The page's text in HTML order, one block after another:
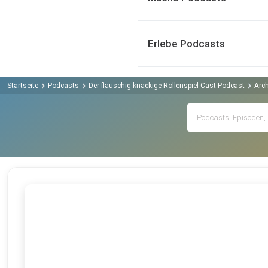
Erlebe Podcasts
Startseite Podcasts Der flauschig-knackige Rollenspiel Cast Podcast